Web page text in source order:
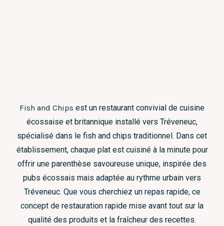
Fish and Chips est un restaurant convivial de cuisine
écossaise et britannique installé vers Tréveneuc,
spécialisé dans le fish and chips traditionnel. Dans cet
établissement, chaque plat est cuisiné à la minute pour
offrir une parenthèse savoureuse unique, inspirée des
pubs écossais mais adaptée au rythme urbain vers
Tréveneuc. Que vous cherchiez un repas rapide, ce
concept de restauration rapide mise avant tout sur la
qualité des produits et la fraîcheur des recettes.